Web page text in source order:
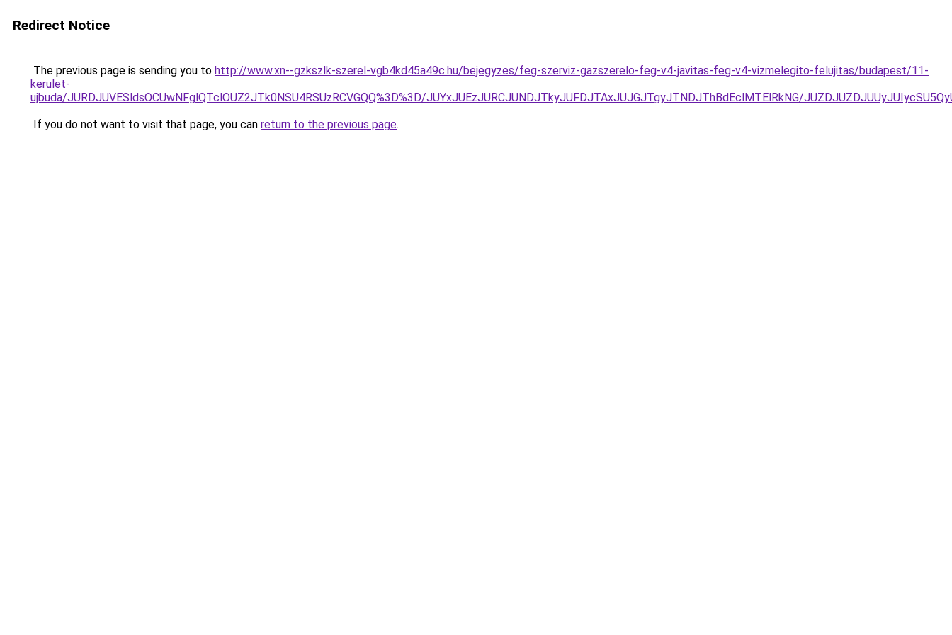
Redirect Notice
The previous page is sending you to http://www.xn--gzkszlk-szerel-vgb4kd45a49c.hu/bejegyzes/feg-szerviz-gazszerelo-feg-v4-javitas-feg-v4-vizmelegito-felujitas/budapest/11-
kerulet-
ujbuda/JURDJUVESldsOCUwNFglQTclOUZ2JTk0NSU4RSUzRCVGQQ%3D%3D/JUYxJUEzJURCJUNDJTkyJUFDJTAxJUJGJTgyJTNDJThBdEclMTElRkNG/
If you do not want to visit that page, you can return to the previous page.